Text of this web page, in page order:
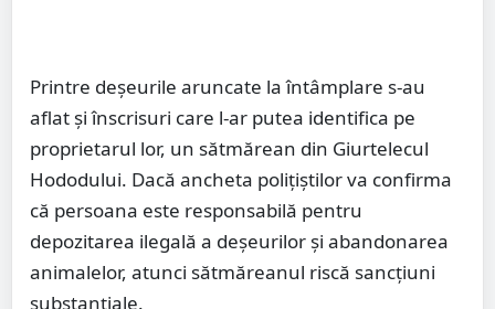
Printre deșeurile aruncate la întâmplare s-au
aflat și înscrisuri care l-ar putea identifica pe
proprietarul lor, un sătmărean din Giurtelecul
Hododului. Dacă ancheta polițiștilor va confirma
că persoana este responsabilă pentru
depozitarea ilegală a deșeurilor și abandonarea
animalelor, atunci sătmăreanul riscă sancțiuni
substanțiale.